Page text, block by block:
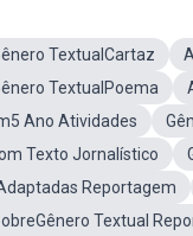
TextualCartaz
TextualPoema
Ano Atividades
Texto Jornalístico
Reportagem
Textual